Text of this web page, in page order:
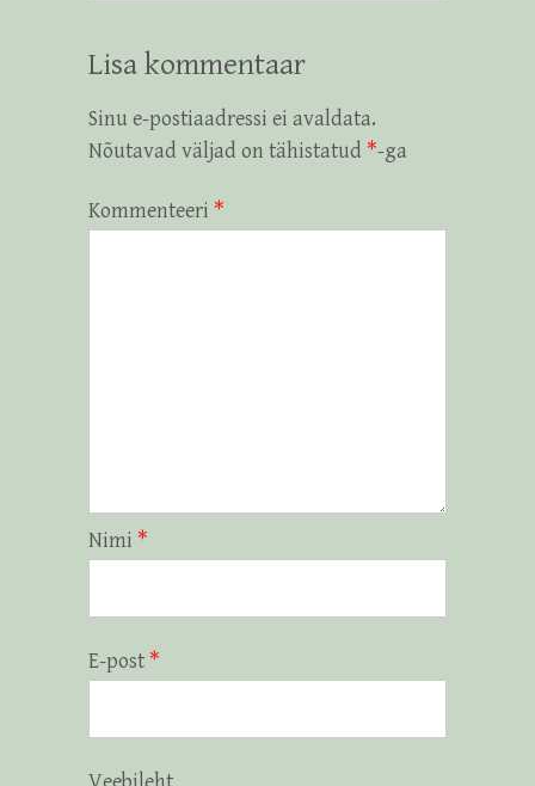
Lisa kommentaar
Sinu e-postiaadressi ei avaldata.
Nõutavad väljad on tähistatud *-ga
Kommenteeri *
Nimi *
E-post *